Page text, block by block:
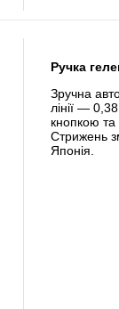
Ручка
Зручна
лінії —
кнопкою
Стрижень
Японія.